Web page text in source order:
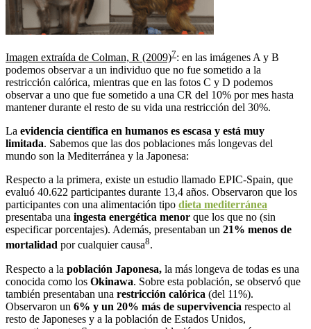
Imagen extraída de Colman, R (2009)7: en las imágenes A y B
podemos observar a un individuo que no fue sometido a la
restricción calórica, mientras que en las fotos C y D podemos
observar a uno que fue sometido a una CR del 10% por mes hasta
mantener durante el resto de su vida una restricción del 30%.
La evidencia científica en humanos es escasa y está muy
limitada. Sabemos que las dos poblaciones más longevas del
mundo son la Mediterránea y la Japonesa:
Respecto a la primera, existe un estudio llamado EPIC-Spain, que
evaluó 40.622 participantes durante 13,4 años. Observaron que los
participantes con una alimentación tipo dieta mediterránea
presentaba una ingesta energética menor que los que no (sin
especificar porcentajes). Además, presentaban un 21% menos de
mortalidad por cualquier causa8.
Respecto a la población Japonesa, la más longeva de todas es una
conocida como los Okinawa. Sobre esta población, se observó que
también presentaban una restricción calórica (del 11%).
Observaron un 6% y un 20% más de supervivencia respecto al
resto de Japoneses y a la población de Estados Unidos,